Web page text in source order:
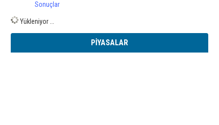
Sonuçlar
Yükleniyor ...
PİYASALAR